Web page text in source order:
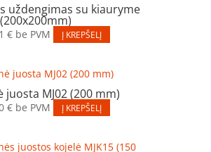
uždengimas su kiauryme
€be PVM Į KREPŠELĮ
juosta MJ02 (200 mm)
€be PVM Į KREPŠELĮ